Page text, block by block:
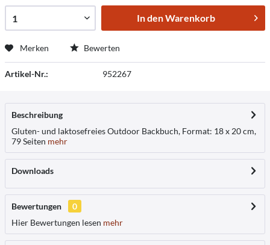
In denWarenkorb
Merken Bewerten
Artikel-Nr.: 952267
Beschreibung
Gluten- und laktosefreies Outdoor Backbuch, Format: 18 x 20 cm,
79 Seiten mehr
Downloads
Bewertungen
0
Hier Bewertungen lesen mehr